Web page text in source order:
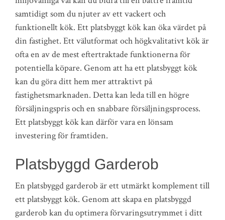
samtidigt som du njuter av ett vackert och
funktionellt kök. Ett platsbyggt kök kan öka värdet på
din fastighet. Ett välutformat och högkvalitativt kök är
ofta en av de mest eftertraktade funktionerna för
potentiella köpare. Genom att ha ett platsbyggt kök
kan du göra ditt hem mer attraktivt på
fastighetsmarknaden. Detta kan leda till en högre
försäljningspris och en snabbare försäljningsprocess.
Ett platsbyggt kök kan därför vara en lönsam
investering för framtiden.
Platsbyggd Garderob
En platsbyggd garderob är ett utmärkt komplement till
ett platsbyggt kök. Genom att skapa en platsbyggd
garderob kan du optimera förvaringsutrymmet i ditt